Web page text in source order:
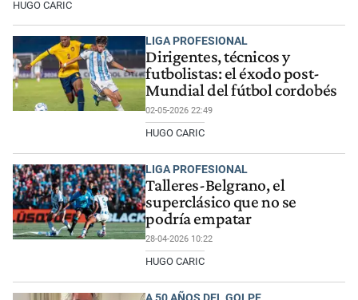
HUGO CARIC
LIGA PROFESIONAL
Dirigentes, técnicos y
futbolistas: el éxodo post-
Mundial del fútbol cordobés
02-05-2026 22:49
HUGO CARIC
LIGA PROFESIONAL
Talleres-Belgrano, el
superclásico que no se
podría empatar
28-04-2026 10:22
HUGO CARIC